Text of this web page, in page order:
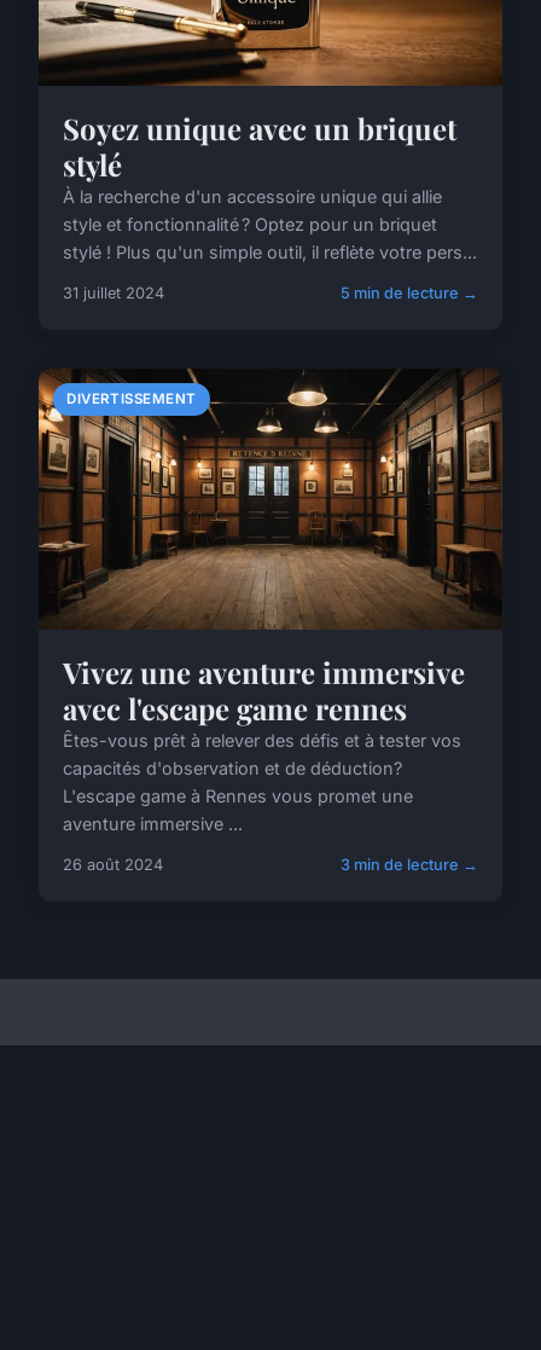
Soyez unique avec un briquet
stylé
À la recherche d'un accessoire unique qui allie
style et fonctionnalité ? Optez pour un briquet
stylé ! Plus qu'un simple outil, il reflète votre pers...
31 juillet 2024 5 min de lecture →
DIVERTISSEMENT
Vivez une aventure immersive
avec l'escape game rennes
Êtes-vous prêt à relever des défis et à tester vos
capacités d'observation et de déduction?
L'escape game à Rennes vous promet une
aventure immersive ...
26 août 2024 3 min de lecture →